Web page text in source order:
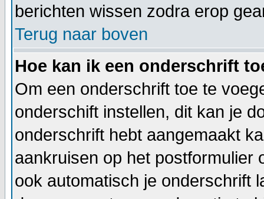
berichten wissen zodra erop
Terug naar boven
Hoe kan ik een onderschrift
Om een onderschrift toe te
onderschift instellen, dit kan je
onderschrift hebt aangemaakt
aankruisen op het postformulier
ook automatisch je onderschrift